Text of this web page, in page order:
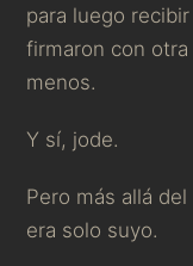
para luego
firmaron con otra
menos.
Y sí, jode.
Pero más allá
era solo suyo.